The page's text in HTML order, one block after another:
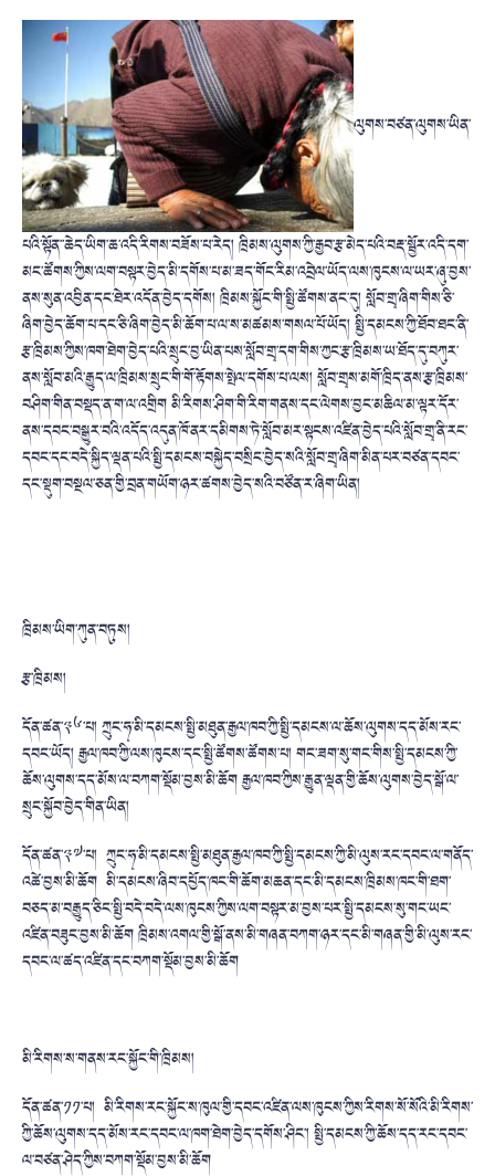
ལུགས་བཙན་ལུགས་ཡིན་
པའི་སྟོན་་ཆེད་ཡིག་ཆ་འདི་རིགས་བཟོས་པ་རེད། ཁྲིམས་ལུགས་ཀྱི་རྒྱབ་རྩ་མེད་པའི་བརྡ་སྦྱོར་འདི་དག་
མང་ཚོགས་ཀྱིས་ལག་བསྟར་བྱེད་མི་དགོས་པ་མ་ཟད་གོང་རིམ་འབྲེལ་ཡོད་ལས་ཁུངས་ལ་ཡར་ཞུ་བྱས་
ནས་སུན་འབྱིན་དང་ཐེར་འདོན་བྱེད་དགོས། ཁྲིམས་སྐྱོང་གི་སྤྱི་ཚོགས་ནང་དུ། སློབ་གྲྭ་ཞིག་གིས་ཅི་
ཞིག་བྱེད་ཆོག་པ་དང་ཅི་ཞིག་བྱེད་མི་ཆོག་པ་ལ་ས་མཚམས་གསལ་པོ་ཡོད། སྤྱི་དམངས་ཀྱི་ཐོབ་ཐང་ནི་
རྩ་ཁྲིམས་ཀྱིས་ཁག་ཐེག་བྱེད་པའི་སྲུང་བྱ་ཡིན་པས་སློབ་གྲྭ་དག་གིས་ཀྱང་རྩ་ཁྲིམས་ཡ་ཐོད་དུ་བཀུར་
ནས་སློབ་མའི་རྒྱུད་ལ་ཁྲིམས་སྲུང་གི་གོ་རྟོགས་སྤེལ་དགོས་པ་ལས། སློབ་གྲྭས་མགོ་ཁྲིད་ནས་རྩ་ཁྲིམས་
བཤིག་གིན་བསྡད་ན་ག་ལ་འགྲིག མི་རིགས་ཤིག་གི་རིག་གནས་དང་ལེགས་བྱང་མཆིལ་མ་ལྟར་དོར་
ནས་དབང་བསྒྱུར་བའི་འདོད་འདུན་ཁོ་ནར་དམིགས་ཏེ་སློབ་མར་སྟངས་འཛིན་བྱེད་པའི་སློབ་གྲྭ་ནི་རང་
དབང་དང་བདེ་སྐྱིད་ལྡན་པའི་སྤྱི་དམངས་བསྐྱེད་བསྲིང་བྱེད་སའི་སློབ་གྲྭ་ཞིག་མིན་པར་བཙན་དབང་
དང་སྡུག་བསྔལ་ཅན་གྱི་བྲན་གཡོག་ཉར་ཚགས་བྱེད་སའི་བཙོན་ར་ཞིག་ཡིན།
ཁྲིམས་ཡིག་ཀུན་བཏུས།
རྩ་ཁྲིམས།
དོན་ཚན་༣༦་པ། ཀྲུང་ཧྭ་མི་དམངས་སྤྱི་མཐུན་རྒྱལ་ཁབ་ཀྱི་སྤྱི་དམངས་ལ་ཆོས་ལུགས་དད་མོས་རང་
དབང་ཡོད། རྒྱལ་ཁབ་ཀྱི་ལས་ཁུངས་དང་སྤྱི་ཚོགས་ཚོགས་པ། གང་ཟག་སུ་གང་གིས་སྤྱི་དམངས་ཀྱི་
ཆོས་ལུགས་དད་མོས་ལ་བཀག་སྡོམ་བྱས་མི་ཆོག རྒྱལ་ཁབ་ཀྱིས་རྒྱུན་ལྡན་གྱི་ཆོས་ལུགས་བྱེད་སྒོ་ལ་
སྲུང་སྐྱོབ་བྱེད་གིན་ཡིན།
དོན་ཚན་༣༧་པ། ཀྲུང་ཧྭ་མི་དམངས་སྤྱི་མཐུན་རྒྱལ་ཁབ་ཀྱི་སྤྱི་དམངས་ཀྱི་མི་ལུས་རང་དབང་ལ་གནོད་
འཚེ་བྱས་མི་ཆོག མི་དམངས་ཞིབ་དཔྱོད་ཁང་གི་ཆོག་མཆན་དང་མི་དམངས་ཁྲིམས་ཁང་གི་ཐག་
བཅད་མ་བརྒྱུད་ཅིང་སྤྱི་བདེ་བདེ་ལས་ཁུངས་ཀྱིས་ལག་བསྟར་མ་བྱས་པར་སྤྱི་དམངས་སུ་གང་ཡང་
འཛིན་བཟུང་བྱས་མི་ཆོག ཁྲིམས་འགལ་གྱི་སྒོ་ནས་མི་གཞན་བཀག་ཉར་དང་མི་གཞན་གྱི་མི་ལུས་རང་
དབང་ལ་ཚད་འཛིན་དང་བཀག་སྡོམ་བྱས་མི་ཆོག
མི་རིགས་ས་གནས་རང་སྐྱོང་གི་ཁྲིམས།
དོན་ཚན་༡༡་པ། མི་རིགས་རང་སྐྱོང་ས་ཁུལ་གྱི་དབང་འཛིན་ལས་ཁུངས་ཀྱིས་རིགས་སོ་སོའི་མི་རིགས་
ཀྱི་ཆོས་ལུགས་དད་མོས་རང་དབང་ལ་ཁག་ཐེག་བྱེད་དགོས་ཤིང་། སྤྱི་དམངས་ཀྱི་ཆོས་དད་རང་དབང་
ལ་བཙན་ཤེད་ཀྱིས་བཀག་སྡོམ་བྱས་མི་ཆོག